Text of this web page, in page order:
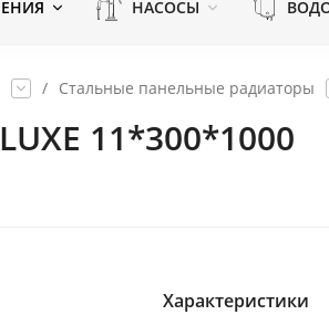
НАСОСЫ
/ Стальные панельные радиаторы
11*300*1000
Характеристики